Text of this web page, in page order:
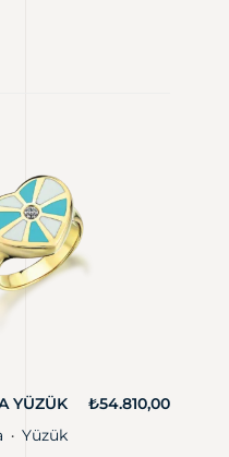
YÜZÜK ₺54.810,00
・ Yüzük